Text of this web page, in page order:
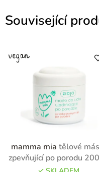
Související
mamma mia tělové
zpevňující po porodu